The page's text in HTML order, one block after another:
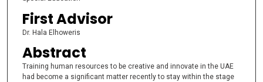
First Advisor
Dr. Hala Elhoweris
Abstract
Training human resources to be creative and innovate in the UAE
had become a significant matter recently to stay within the stage